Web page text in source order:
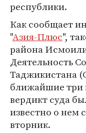
республики.
Как сообщает
"Азия-Плюс",
района
Деятельность
Таджикистана
ближайшие три
вердикт суда
известно о нем
вторник.